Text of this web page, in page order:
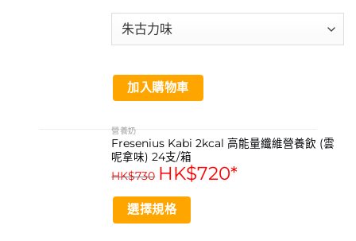
加入購物車
營養奶
Fresenius Kabi 2kcal 高能量纖維營養飲 (雲
呢拿味) 24支/箱
HK$730 HK$720*
選擇規格